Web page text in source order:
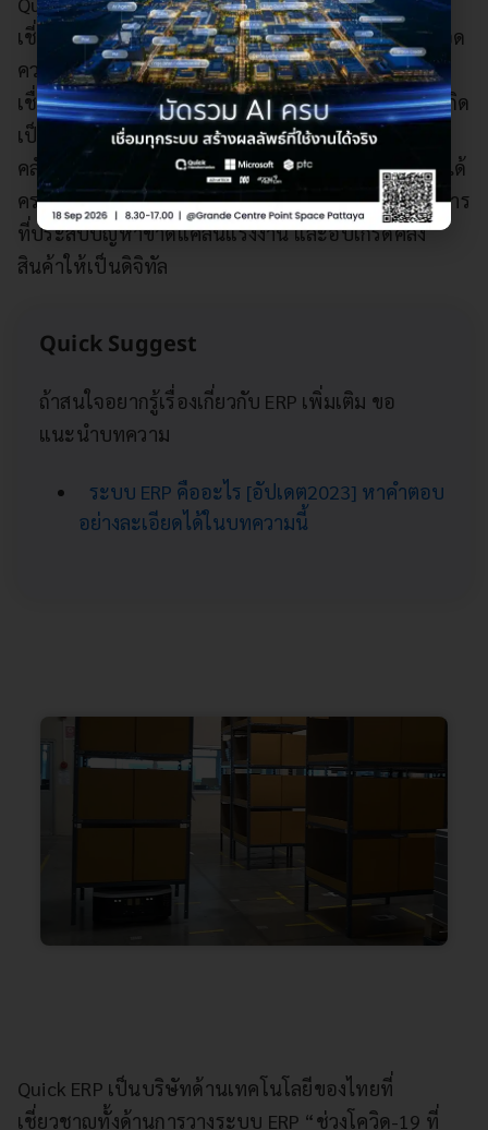
เชี่ยวชาญทั้งด้านการวางระบบERPและ AGV จึงต่อยอด
ความชำนาญดังกล่าวสู่การพัฒนาซอฟต์แวร์ WCS มา
เชื่อมสมองของหุ่นยนต์ AGV เข้ากับซอฟต์แวร์ WMS เกิด
เป็นแพล็ตฟอร์มและโซลูชันการทำงานของหุ่นยนต์กับ
คลังสินค้าแบบครบวงจร ทำให้หุ่นยนต์สามารถทำงานได้
ครอบคลุมกิจกรรมสำคัญในคลัง ตอบโจทย์ผู้ประกอบการ
ที่ประสบปัญหาขาดแคลนแรงงาน และอัปเกรดคลัง
สินค้าให้เป็นดิจิทัล
Quick Suggest
ถ้าสนใจอยากรู้เรื่องเกี่ยวกับ ERP เพิ่มเติม ขอ
แนะนำบทความ
ระบบ ERP คืออะไร [อัปเดต2023] หาคำตอบ
อย่างละเอียดได้ในบทความนี้
Quick ERP เป็นบริษัทด้านเทคโนโลยีของไทยที่
เชี่ยวชาญทั้งด้านการวางระบบ ERP “ช่วงโควิด-19 ที่